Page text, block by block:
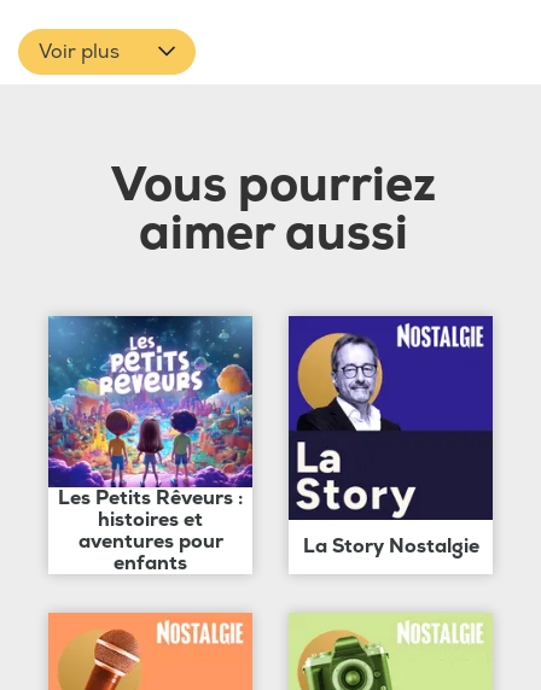
Voir plus
Vous pourriez
aimer aussi
Les Petits Rêveurs :
histoires et
aventures pour
enfants
La Story Nostalgie